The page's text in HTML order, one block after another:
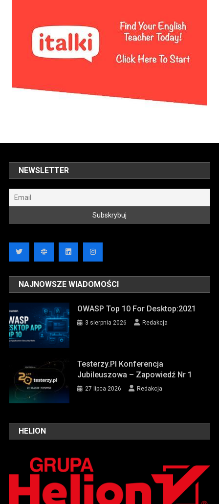
NEWSLETTER
NAJNOWSZE WIADOMOŚCI
OWASP Top 10 For Desktop:2021
3 sierpnia 2026 Redakcja
Testerzy.pl Konferencja
Jubileuszowa – Zapowiedź Nr 1
27 lipca 2026 Redakcja
HELION